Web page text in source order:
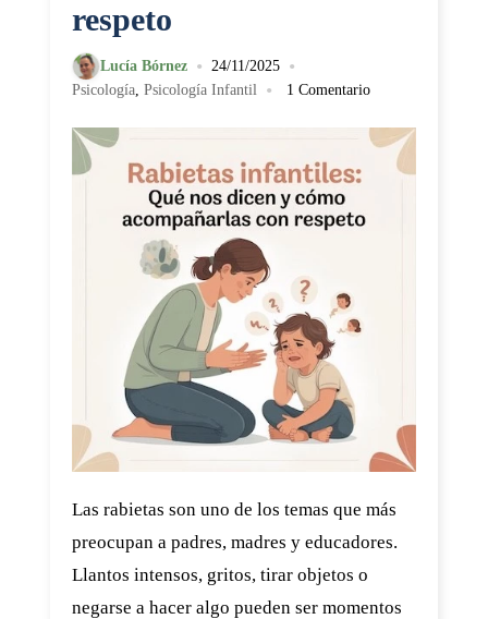
respeto
Lucía Bórnez • 24/11/2025 •
Psicología, Psicología Infantil • 1 Comentario
Las rabietas son uno de los temas que más
preocupan a padres, madres y educadores.
Llantos intensos, gritos, tirar objetos o
negarse a hacer algo pueden ser momentos